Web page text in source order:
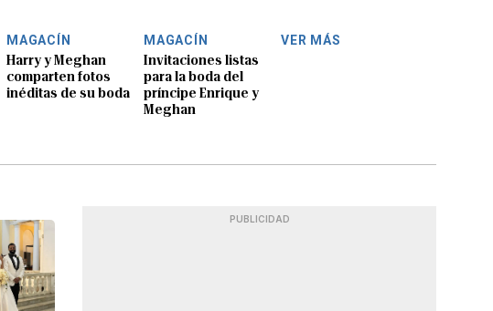
MAGACÍN
Harry y Meghan
comparten fotos
inéditas de su boda
MAGACÍN
Invitaciones listas
para la boda del
príncipe Enrique y
Meghan
VER MÁS
PUBLICIDAD